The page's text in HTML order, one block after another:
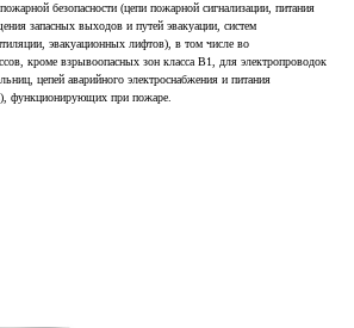
безопасности (цепи пожарной сигнализации, питания
запасных выходов и путей эвакуации, систем
эвакуационных лифтов), в том числе во
кроме взрывоопасных зон класса В1, для электропроводок
цепей аварийного электроснабжения и питания
функционирующих при пожаре.